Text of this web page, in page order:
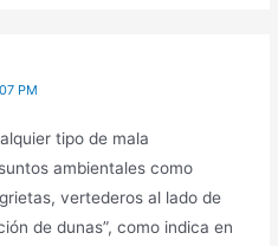
PM
tipo de mala
ambientales como
vertederos al lado de
de dunas”, como indica en